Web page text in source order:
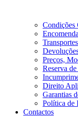
Condições
Preços,
Reserva
Direito
Garantias
Política de
Contactos